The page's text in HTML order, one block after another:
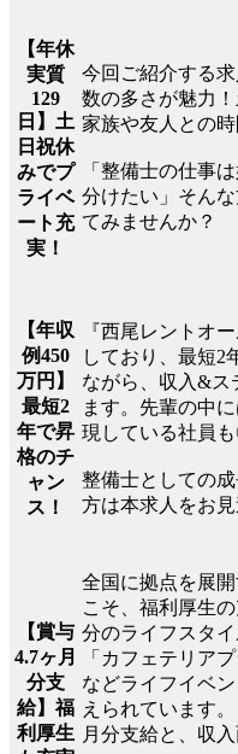
【年休
実質
129
日】土
日祝休
みでプ
ライベ
ート充
実！
今回ご紹介する
数の多さが魅力
家族や友人との
「整備士の仕事
分けたい」そん
てみませんか？
【年収
例450
万円】
最短2
年で昇
格のチ
ャン
ス！
『西尾レントオ
しており、最短2
ながら、収入&ス
ます。先輩の中
現している社員
整備士としての
方は本求人をお見
【賞与
4.7ヶ月
分支
給】福
利厚生
全国に拠点を展
こそ、福利厚生
分のライフスタ
「カフェテリア
などライフイベ
えられています
月分支給と、収